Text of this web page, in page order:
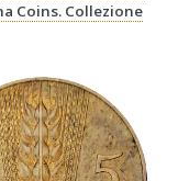
Coins. Collezione